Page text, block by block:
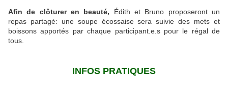
Afin de clôturer en beauté, Édith et Bruno proposeront un
repas partagé: une soupe écossaise sera suivie des mets et
boissons apportés par chaque participant.e.s pour le régal de
tous.
INFOS PRATIQUES